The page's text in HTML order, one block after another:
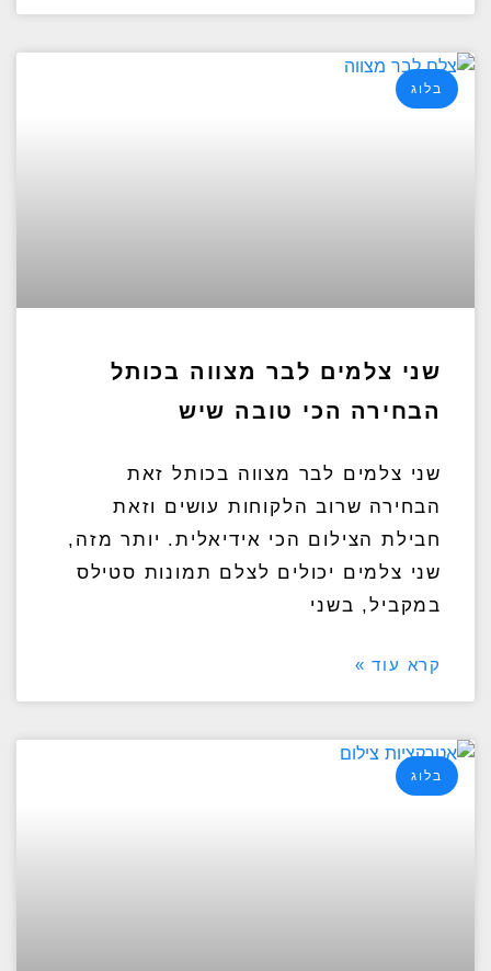
בלוג
שני צלמים לבר מצווה בכותל
הבחירה הכי טובה שיש
שני צלמים לבר מצווה בכותל זאת
הבחירה שרוב הלקוחות עושים וזאת
חבילת הצילום הכי אידיאלית. יותר מזה,
שני צלמים יכולים לצלם תמונות סטילס
במקביל, בשני
קרא עוד »
בלוג